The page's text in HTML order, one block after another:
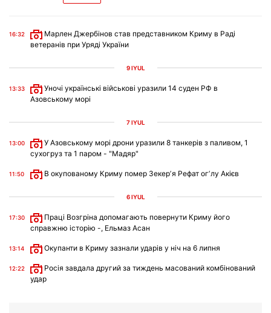
16:32
Марлен Джербінов став представником Криму в Раді
ветеранів при Уряді України
9 IYÜL
13:33
Уночі українські військові уразили 14 суден РФ в
Азовському морі
7 IYÜL
13:00
У Азовському морі дрони уразили 8 танкерів з паливом, 1
сухогруз та 1 паром - "Мадяр"
11:50 В окупованому Криму помер Зекерʼя Рефат огʼлу Акієв
6 IYÜL
17:30
Праці Возгріна допомагають повернути Криму його
справжню історію -, Ельмаз Асан
13:14 Окупанти в Криму зазнали ударів у ніч на 6 липня
12:22
Росія завдала другий за тиждень масований комбінований
удар